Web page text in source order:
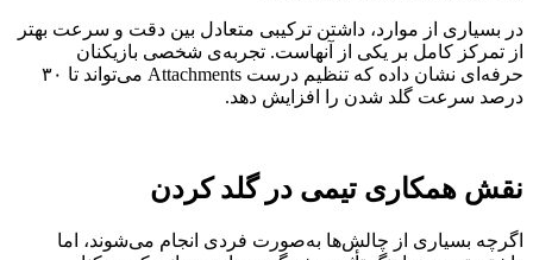
در بسیاری از موارد، داشتن ترکیبی متعادل بین دقت و سرعت بهتر
از تمرکز کامل بر یکی از آنهاست. تجربه‌ی شخصی بازیکنان
حرفه‌ای نشان داده که تنظیم درست Attachments می‌تواند تا ۳۰
درصد سرعت گلد شدن را افزایش دهد.
نقش همکاری تیمی در گلد کردن
اگرچه بسیاری از چالش‌ها به‌صورت فردی انجام می‌شوند، اما